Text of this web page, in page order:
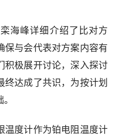
海峰详细介绍了比对方
保与会代表对方案内容有
积极展开讨论，深入探讨
终达成了共识，为按计划
温度计作为铂电阻温度计